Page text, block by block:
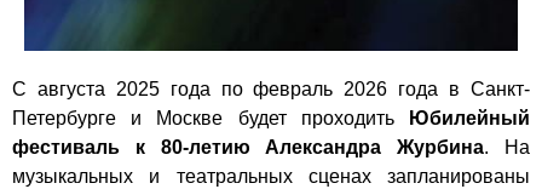
С августа 2025 года по февраль 2026 года в Санкт-
Петербурге и Москве будет проходить
Юбилейный
фестиваль к 80-летию Александра Журбина. На
музыкальных и театральных сценах запланированы